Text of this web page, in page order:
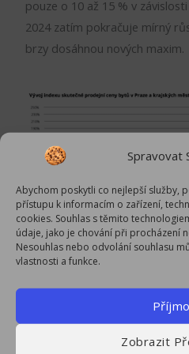
Spravovat
Abychom poskytli co nejlepší služby,
přístupu k informacím o zařízení,
cookies. Souhlas s těmito
údaje, jako je chování při procházení
Nesouhlas nebo odvolání souhlasu
vlastnosti a funkce.
Zobrazit
pouze o 10 až 15 % v
2024 zatím pokračuje mírný
brzy dosáhnou nových maxim.
Co ceny
osobním
Družstevní byty mohou být o 5
porovnatelné byty v osobním